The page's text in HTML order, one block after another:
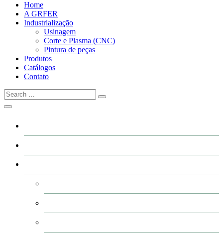
Home
A GRFER
Industrialização
Usinagem
Corte e Plasma (CNC)
Pintura de peças
Produtos
Catálogos
Contato